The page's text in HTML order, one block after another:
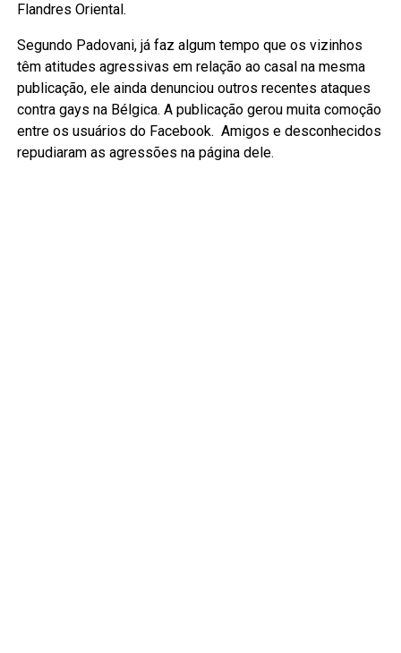
Flandres Oriental.
Segundo Padovani, já faz algum tempo que os vizinhos
têm atitudes agressivas em relação ao casal na mesma
publicação, ele ainda denunciou outros recentes ataques
contra gays na Bélgica. A publicação gerou muita comoção
entre os usuários do Facebook. Amigos e desconhecidos
repudiaram as agressões na página dele.